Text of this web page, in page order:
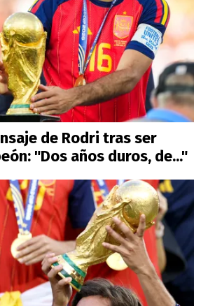
de Rodri tras ser
"Dos años duros, de..."